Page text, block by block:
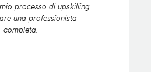
processo di upskilling
una professionista
completa.